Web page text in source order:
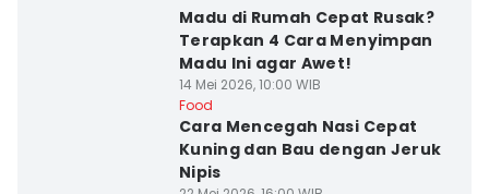
Madu di Rumah Cepat Rusak?
Terapkan 4 Cara Menyimpan
Madu Ini agar Awet!
14 Mei 2026, 10:00 WIB
Food
Cara Mencegah Nasi Cepat
Kuning dan Bau dengan Jeruk
Nipis